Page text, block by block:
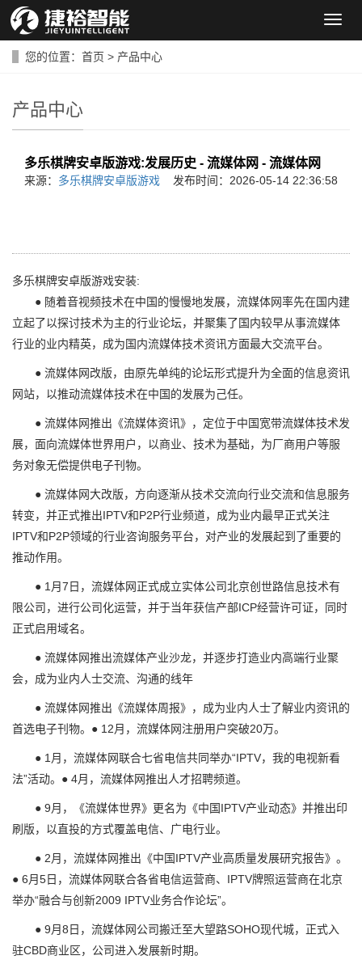
导
您的位置： 首页 > 产品中心
产品中心
多乐棋牌安卓版游戏:发展历史 - 流媒体网 - 流媒体网
来源： 多乐棋牌安卓版游戏 发布时间：2026-05-14 22:36:58
多乐棋牌安卓版游戏安装:
● 随着音视频技术在中国的慢慢地发展，流媒体网率先在国内建
立起了以探讨技术为主的行业论坛，并聚集了国内较早从事流媒体
行业的业内精英，成为国内流媒体技术资讯方面最大交流平台。
● 流媒体网改版，由原先单纯的论坛形式提升为全面的信息资讯
网站，以推动流媒体技术在中国的发展为己任。
● 流媒体网推出《流媒体资讯》，定位于中国宽带流媒体技术发
展，面向流媒体世界用户，以商业、技术为基础，为厂商用户等服
务对象无偿提供电子刊物。
● 流媒体网大改版，方向逐渐从技术交流向行业交流和信息服务
转变，并正式推出IPTV和P2P行业频道，成为业内最早正式关注
IPTV和P2P领域的行业咨询服务平台，对产业的发展起到了重要的
推动作用。
● 1月7日，流媒体网正式成立实体公司北京创世路信息技术有
限公司，进行公司化运营，并于当年获信产部ICP经营许可证，同时
正式启用域名。
● 流媒体网推出流媒体产业沙龙，并逐步打造业内高端行业聚
会，成为业内人士交流、沟通的线年
● 流媒体网推出《流媒体周报》，成为业内人士了解业内资讯的
首选电子刊物。● 12月，流媒体网注册用户突破20万。
● 1月，流媒体网联合七省电信共同举办“IPTV，我的电视新看
法”活动。● 4月，流媒体网推出人才招聘频道。
● 9月，《流媒体世界》更名为《中国IPTV产业动态》并推出印
刷版，以直投的方式覆盖电信、广电行业。
● 2月，流媒体网推出《中国IPTV产业高质量发展研究报告》。
● 6月5日，流媒体网联合各省电信运营商、IPTV牌照运营商在北京
举办“融合与创新2009 IPTV业务合作论坛”。
● 9月8日，流媒体网公司搬迁至大望路SOHO现代城，正式入
驻CBD商业区，公司进入发展新时期。